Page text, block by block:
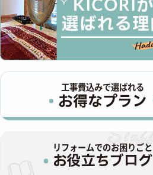
工事費込みで選ばれる
お得なプラン
リフォームでのお困りごと
お役立ちブログ